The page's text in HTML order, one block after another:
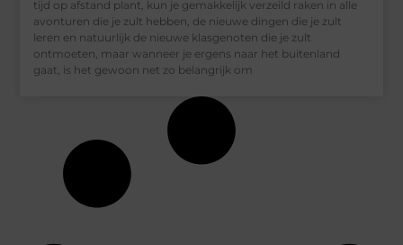
tijd op afstand plant, kun je gemakkelijk verzeild raken in alle
avonturen die je zult hebben, de nieuwe dingen die je zult
leren en natuurlijk de nieuwe klasgenoten die je zult
ontmoeten, maar wanneer je ergens naar het buitenland
gaat, is het gewoon net zo belangrijk om